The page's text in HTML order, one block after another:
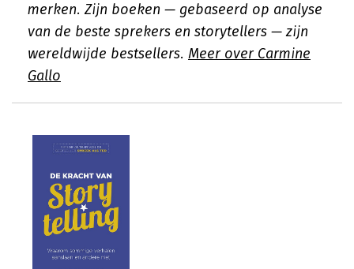
merken. Zijn boeken — gebaseerd op analyse
van de beste sprekers en storytellers — zijn
wereldwijde bestsellers. Meer over Carmine
Gallo